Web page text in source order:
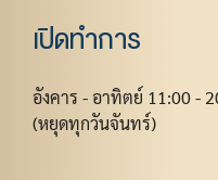
เปิดทำการ
อังคาร - อาทิตย์ 11:00 -
(หยุดทุกวันจันทร์)